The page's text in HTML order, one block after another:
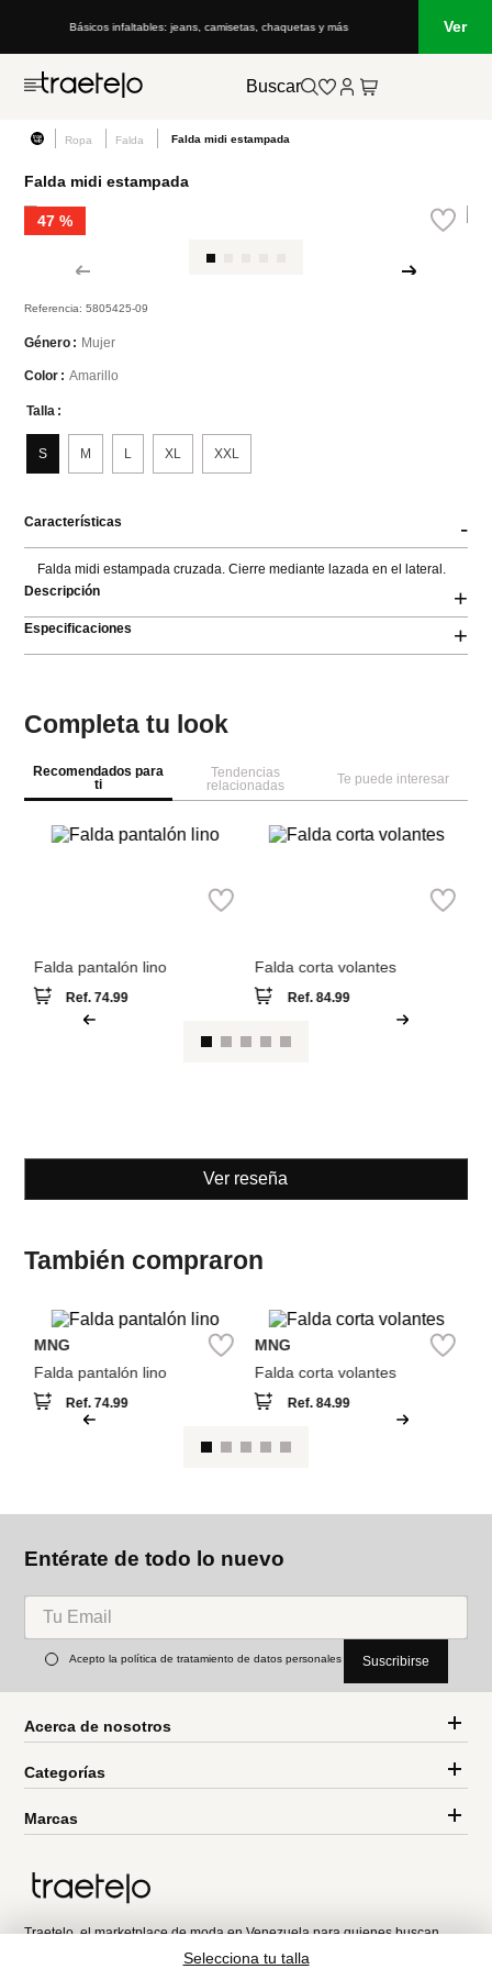
Básicos infaltables: jeans, camisetas, chaquetas y más Lo
Ver
Buscar
Ropa Falda Falda midi estampada
Falda midi estampada
47 %
Referencia:5805425-09
Género Mujer
Color Amarillo
Talla
L
M
S XL XXL
Características -
Falda midi estampada cruzada. Cierre mediante lazada en el lateral.
Descripción
+
Especificaciones +
Selecciona tu talla
Completa tu look
Recomendados para
ti
Tendencias
relacionadas
Te puede interesar
MNG
También compraron
MNG
Falda pantalón lino
Ref.74.99
MNG
Falda corta volantes
Ref.84.99